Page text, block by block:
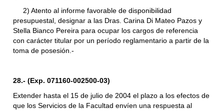
2) Atento al informe favorable de disponibilidad
presupuestal, designar a las Dras. Carina Di Mateo Pazos y
Stella Bianco Pereira para ocupar los cargos de referencia
con carácter titular por un período reglamentario a partir de la
toma de posesión.-
28.- (Exp. 071160-002500-03)
Extender hasta el 15 de julio de 2004 el plazo a los efectos de
que los Servicios de la Facultad envíen una respuesta al